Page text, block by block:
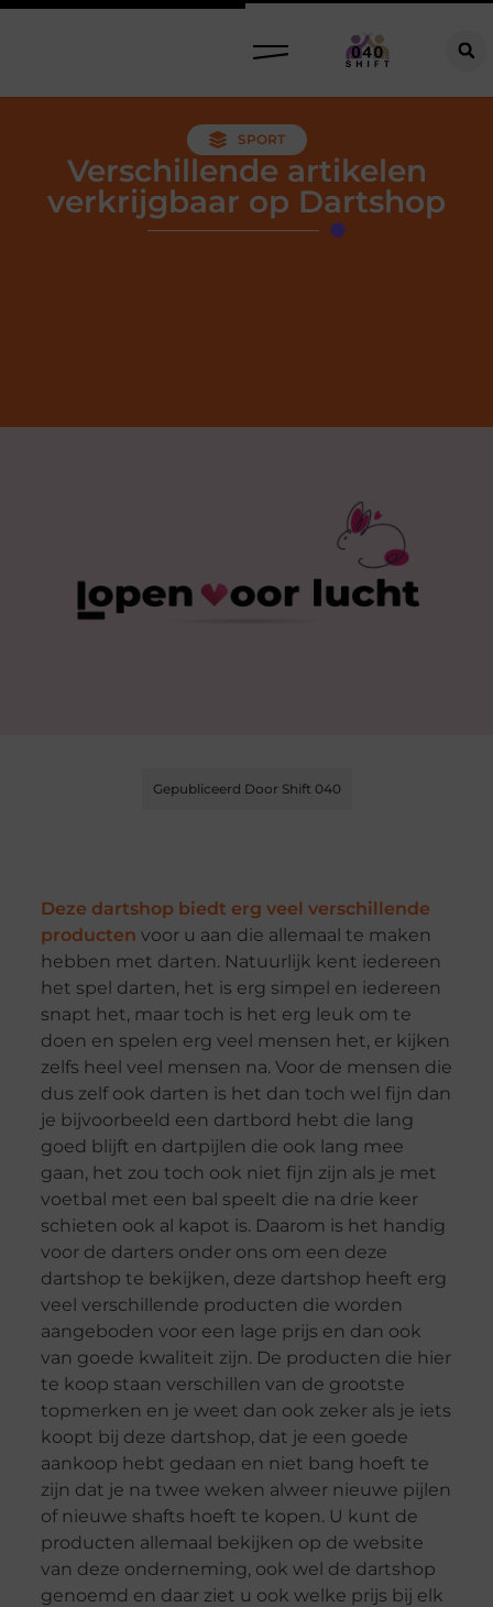
SPORT
Verschillende artikelen
verkrijgbaar op Dartshop
Gepubliceerd Door Shift 040
Deze dartshop biedt erg veel verschillende
producten voor u aan die allemaal te maken
hebben met darten. Natuurlijk kent iedereen
het spel darten, het is erg simpel en iedereen
snapt het, maar toch is het erg leuk om te
doen en spelen erg veel mensen het, er kijken
zelfs heel veel mensen na. Voor de mensen die
dus zelf ook darten is het dan toch wel fijn dan
je bijvoorbeeld een dartbord hebt die lang
goed blijft en dartpijlen die ook lang mee
gaan, het zou toch ook niet fijn zijn als je met
voetbal met een bal speelt die na drie keer
schieten ook al kapot is. Daarom is het handig
voor de darters onder ons om een deze
dartshop te bekijken, deze dartshop heeft erg
veel verschillende producten die worden
aangeboden voor een lage prijs en dan ook
van goede kwaliteit zijn. De producten die hier
te koop staan verschillen van de grootste
topmerken en je weet dan ook zeker als je iets
koopt bij deze dartshop, dat je een goede
aankoop hebt gedaan en niet bang hoeft te
zijn dat je na twee weken alweer nieuwe pijlen
of nieuwe shafts hoeft te kopen. U kunt de
producten allemaal bekijken op de website
van deze onderneming, ook wel de dartshop
genoemd en daar ziet u ook welke prijs bij elk